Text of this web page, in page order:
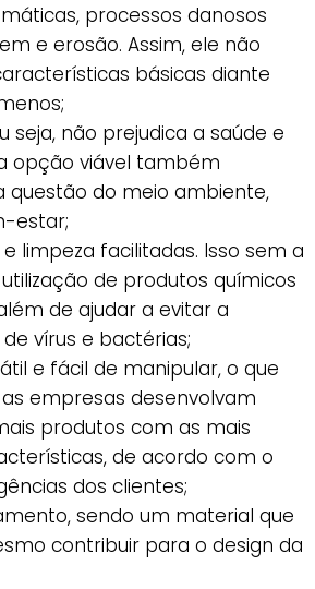
processos danosos
e erosão. Assim, ele não
básicas diante
seja, não prejudica a saúde e
opção viável também
questão do meio ambiente,
estar;
limpeza facilitadas. Isso sem a
de produtos químicos
de ajudar a evitar a
vírus e bactérias;
e fácil de manipular, o que
empresas desenvolvam
produtos com as mais
de acordo com o
dos clientes;
sendo um material que
contribuir para o design da